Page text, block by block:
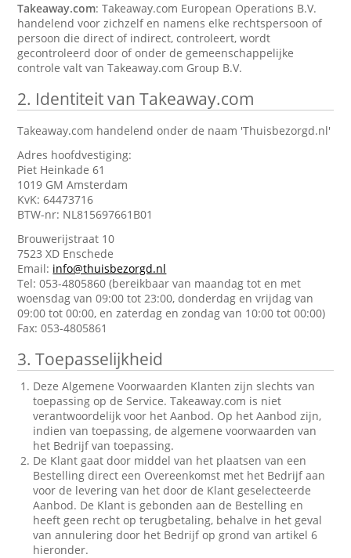
Takeaway.com: Takeaway.com European Operations B.V.
handelend voor zichzelf en namens elke rechtspersoon of
persoon die direct of indirect, controleert, wordt
gecontroleerd door of onder de gemeenschappelijke
controle valt van Takeaway.com Group B.V.
2. Identiteit van Takeaway.com
Takeaway.com handelend onder de naam 'Thuisbezorgd.nl'
Adres hoofdvestiging:
Piet Heinkade 61
1019 GM Amsterdam
KvK: 64473716
BTW-nr: NL815697661B01
Brouwerijstraat 10
7523 XD Enschede
Email: info@thuisbezorgd.nl
Tel: 053-4805860 (bereikbaar van maandag tot en met
woensdag van 09:00 tot 23:00, donderdag en vrijdag van
09:00 tot 00:00, en zaterdag en zondag van 10:00 tot 00:00)
Fax: 053-4805861
3. Toepasselijkheid
Deze Algemene Voorwaarden Klanten zijn slechts van
toepassing op de Service. Takeaway.com is niet
verantwoordelijk voor het Aanbod. Op het Aanbod zijn,
indien van toepassing, de algemene voorwaarden van
het Bedrijf van toepassing.
De Klant gaat door middel van het plaatsen van een
Bestelling direct een Overeenkomst met het Bedrijf aan
voor de levering van het door de Klant geselecteerde
Aanbod. De Klant is gebonden aan de Bestelling en
heeft geen recht op terugbetaling, behalve in het geval
van annulering door het Bedrijf op grond van artikel 6
hieronder.